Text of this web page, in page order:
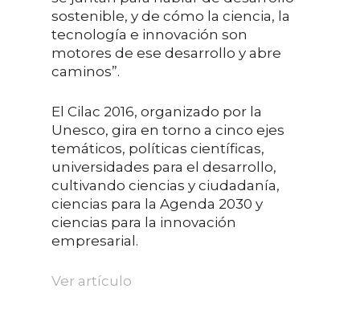
sostenible, y de cómo la ciencia, la
tecnología e innovación son
motores de ese desarrollo y abre
caminos”.
El Cilac 2016, organizado por la
Unesco, gira en torno a cinco ejes
temáticos, políticas científicas,
universidades para el desarrollo,
cultivando ciencias y ciudadanía,
ciencias para la Agenda 2030 y
ciencias para la innovación
empresarial.
Ver artículo